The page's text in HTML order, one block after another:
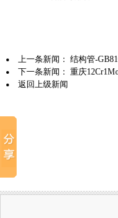
上一条新闻： 结构管-
下一条新闻： 重庆
返回上级新闻